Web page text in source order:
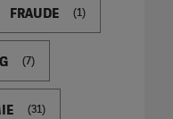
FRAUDE (1)
(7)
(31)